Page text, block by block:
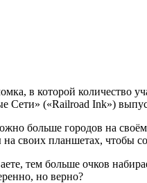
в которой количество
Сети» («Railroad Ink»)
больше городов на
своих планшетах, чтобы
тем больше очков
но верно?